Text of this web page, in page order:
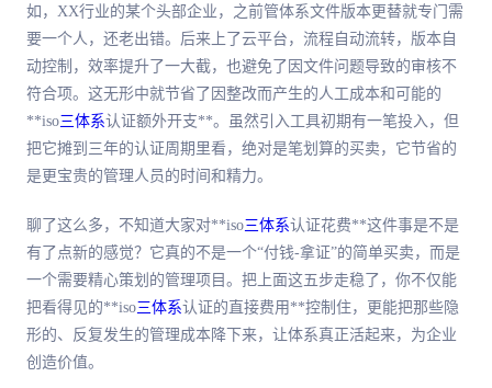
如，XX行业的某个头部企业，之前管体系文件版本更替就专门需
要一个人，还老出错。后来上了云平台，流程自动流转，版本自
动控制，效率提升了一大截，也避免了因文件问题导致的审核不
符合项。这无形中就节省了因整改而产生的人工成本和可能的
**iso三体系认证额外开支**。虽然引入工具初期有一笔投入，但
把它摊到三年的认证周期里看， 绝对是笔划算的买卖，它节省的
是更宝贵的管理人员的时间和精力。
聊了这么多，不知道大家对**iso三体系认证花费**这件事是不是
有了点新的感觉？它真的不是一个“付钱-拿证”的简单买卖，而是
一个需要精心策划的管理项目。把上面这五步走稳了，你不仅能
把看得见的**iso三体系认证的直接费用**控制住，更能把那些隐
形的、反复发生的管理成本降下来，让体系真正活起来，为企业
创造价值。